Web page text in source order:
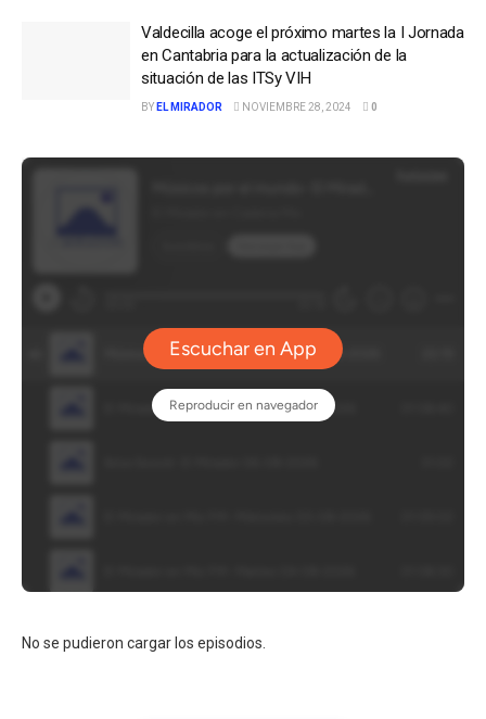
Valdecilla acoge el próximo martes la I Jornada
en Cantabria para la actualización de la
situación de las ITSy VIH
BY EL MIRADOR NOVIEMBRE 28, 2024 0
No se pudieron cargar los episodios.